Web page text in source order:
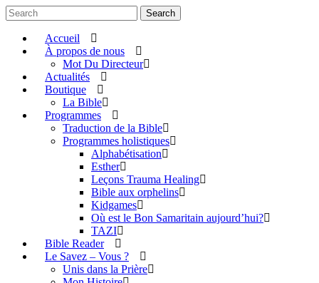
Search
Accueil
À propos de nous
Mot Du Directeur
Actualités
Boutique
La Bible
Programmes
Traduction de la Bible
Programmes holistiques
Alphabétisation
Esther
Leçons Trauma Healing
Bible aux orphelins
Kidgames
Où est le Bon Samaritain aujourd’hui?
TAZI
Bible Reader
Le Savez – Vous ?
Unis dans la Prière